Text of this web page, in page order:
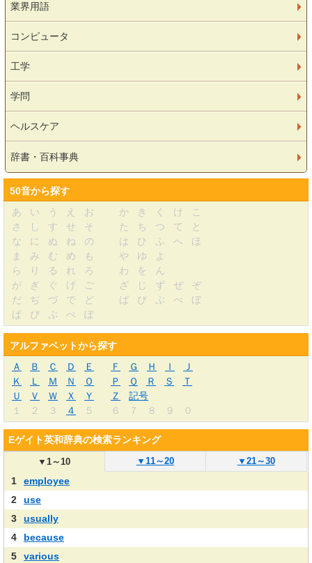
業界用語
コンピュータ
工学
学問
ヘルスケア
辞書・百科事典
50音から探す
あ
い う え お か き く け
こ
さ
し す せ そ た ち つ て
と
な
に ぬ ね の は ひ ふ へ
ほ
ま
み む め も や ゆ
よ
ら
り る れ ろ わ を
ん
が
ぎ ぐ げ ご ざ じ ず ぜ
ぞ
だ
ぢ づ で ど ば び ぶ べ
ぼ
ぱ
ぴ ぷ ぺ ぽ
アルファベットから探す
Ａ
Ｂ Ｃ Ｄ Ｅ Ｆ Ｇ Ｈ Ｉ
Ｊ
Ｋ
Ｌ Ｍ Ｎ Ｏ Ｐ Ｑ Ｒ Ｓ
Ｔ
Ｕ
Ｖ Ｗ Ｘ Ｙ Ｚ
記号
１
２ ３ ４ ５ ６ ７ ８ ９ ０
Eゲイト英和辞典の検索ランキング
▼1～10 ▼ 11～20 ▼ 21～30
1
employee
2
use
3
usually
4
because
5
various